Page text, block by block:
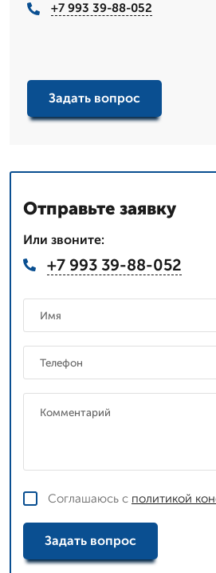
+7 993 39-88-052
Задать вопрос
Отправьте заявку
Или звоните:
+7 993 39-88-052
Соглашаюсь с политикой
Задать вопрос